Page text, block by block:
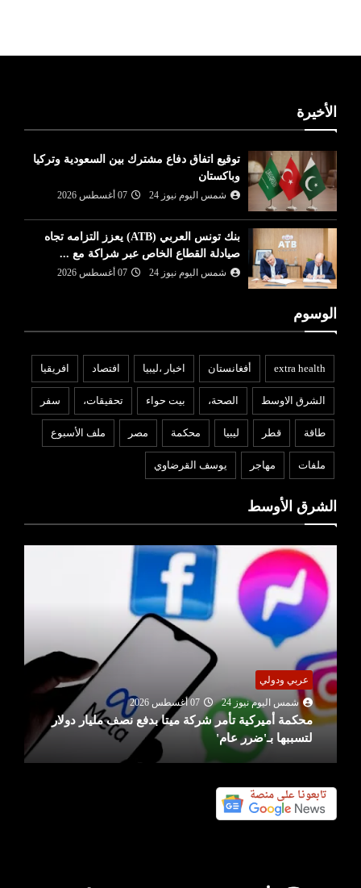
الأخيرة
توقيع اتفاق دفاع مشترك بين السعودية وتركيا
وباكستان
شمس اليوم نيوز 24 07 أغسطس 2026
بنك تونس العربي (ATB) يعزز التزامه تجاه
صيادلة القطاع الخاص عبر شراكة مع ...
شمس اليوم نيوز 24 07 أغسطس 2026
الوسوم
extra health أفغانستان اخبار ،ليبيا افتصاد افريقيا
الشرق الاوسط الصحة، بيت حواء تحقيقات، سفر
طاقة قطر ليبيا محكمة مصر ملف الأسبوع
ملفات مهاجر يوسف القرضاوي
الشرق الأوسط
عربي ودولي
شمس اليوم نيوز 24
07 أغسطس 2026
محكمة أميركية تأمر شركة ميتا بدفع نصف مليار دولار
لتسببها بـ'ضرر عام'